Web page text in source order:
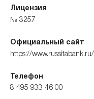
Лицензия
№ 3257
Официальный сайт
https://www.russitabank.ru/
Телефон
8 495 933 46 00